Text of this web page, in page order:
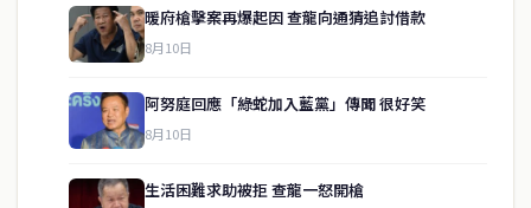
暖府槍擊案再爆起因 查龍向通猜追討借款
8月10日
阿努庭回應「綠蛇加入藍黨」傳聞 很好笑
8月10日
生活困難求助被拒 查龍一怒開槍